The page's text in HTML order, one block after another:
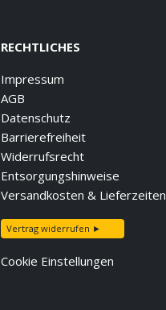
RECHTLICHES
Impressum
AGB
Datenschutz
Barrierefreiheit
Widerrufsrecht
Entsorgungshinweise
Versandkosten & Lieferzeiten
Vertrag widerrufen ►
Cookie Einstellungen